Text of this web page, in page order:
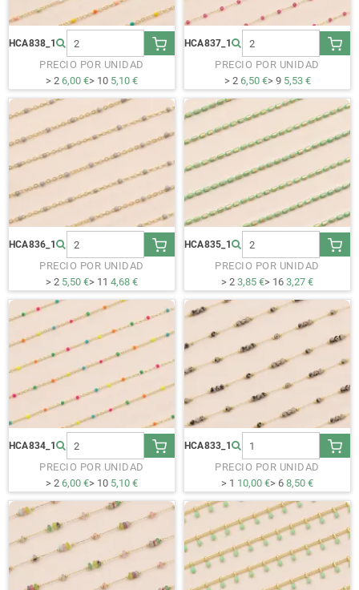
HCA838_1
PRECIO POR UNIDAD
> 2 6,00 €> 10 5,10 €
HCA837_1
PRECIO POR UNIDAD
> 2 6,50 €> 9 5,53 €
HCA836_1
PRECIO POR UNIDAD
> 2 5,50 €> 11 4,68 €
HCA835_1
PRECIO POR UNIDAD
> 2 3,85 €> 16 3,27 €
HCA834_1
PRECIO POR UNIDAD
> 2 6,00 €> 10 5,10 €
HCA833_1
PRECIO POR UNIDAD
> 1 10,00 €> 6 8,50 €